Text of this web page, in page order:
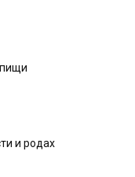
и родах